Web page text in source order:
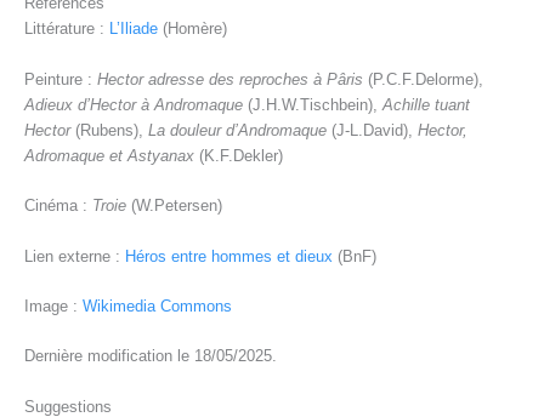
Littérature : L’Iliade (Homère)
Peinture : Hector adresse des reproches à Pâris (P.C.F.Delorme),
Adieux d’Hector à Andromaque (J.H.W.Tischbein), Achille tuant
Hector(Rubens), La douleur d’Andromaque (J-L.David), Hector,
Adromaque et Astyanax (K.F.Dekler)
Cinéma : Troie (W.Petersen)
Lien externe : Héros entre hommes et dieux (BnF)
Image : Wikimedia Commons
Dernière modification le 18/05/2025.
Suggestions